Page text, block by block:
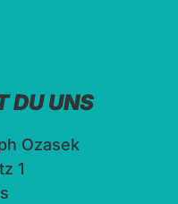
DU UNS
Ozasek
1